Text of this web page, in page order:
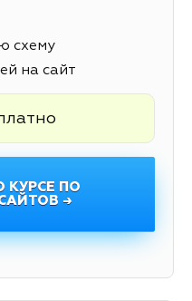
схему
на сайт
КУРСЕ ПО
→